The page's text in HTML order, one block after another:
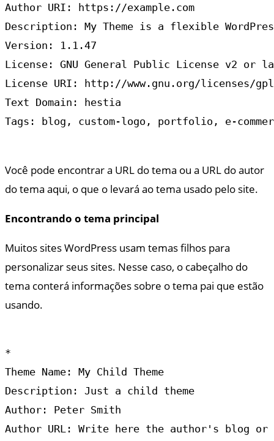
Author URI: https://example.com
Description: My Theme is a flexible
Version: 1.1.47
License: GNU General Public License v2 or
License URI: http://www.gnu.org/licenses/
Text Domain: hestia
Tags: blog, custom-logo, portfolio, e-
Você pode encontrar a URL do tema ou a URL do autor
do tema aqui, o que o levará ao tema usado pelo site.
Encontrando o tema principal
Muitos sites WordPress usam temas filhos para
personalizar seus sites. Nesse caso, o cabeçalho do
tema conterá informações sobre o tema pai que estão
usando.
*
Theme Name: My Child Theme
Description: Just a child theme
Author: Peter Smith
Author URL: Write here the author's blog